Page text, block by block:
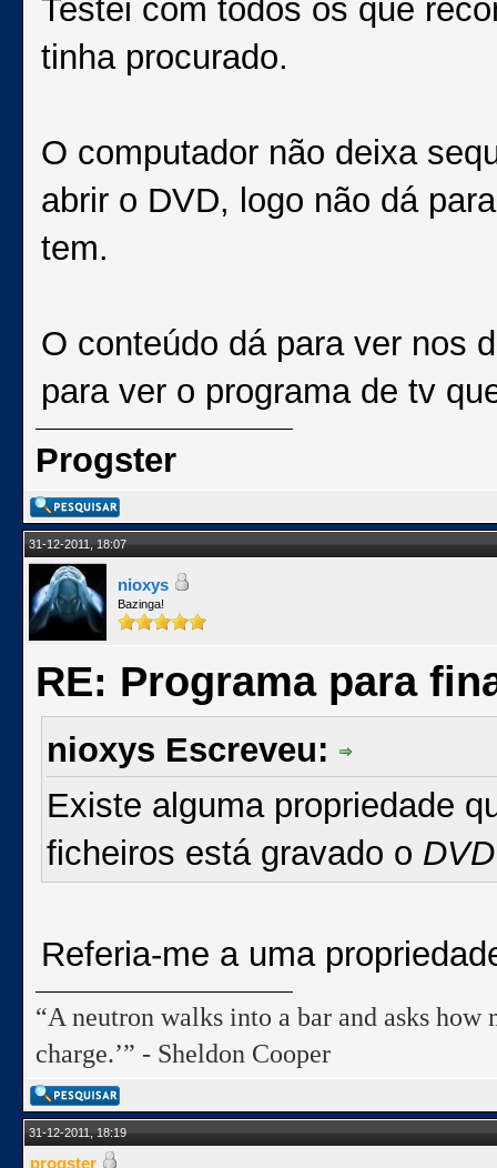
Testei com todos os que
tinha procurado.
O computador não deixa
abrir o DVD, logo não dá
tem.
O conteúdo dá para ver nos
para ver o programa de tv
Progster
31-12-2011, 18:07
nioxys
Bazinga!
RE: Programa para
nioxys Escreveu:
Existe alguma propriedade
ficheiros está gravado o DVD
Referia-me a uma
“A neutron walks into a bar and asks
charge.’” - Sheldon Cooper
31-12-2011, 18:19
progster